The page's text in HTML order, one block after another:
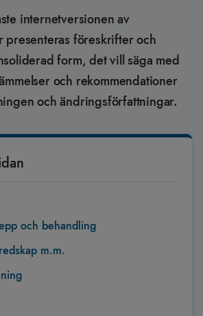
internetversionen av
presenteras föreskrifter och
form, det vill säga med
och rekommendationer
och ändringsförfattningar.
och behandling
m.m.